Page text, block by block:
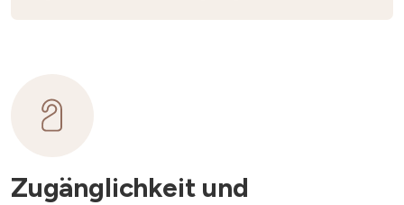
Zugänglichkeit und